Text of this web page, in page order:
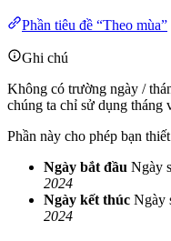
Phần tiêu đề “Theo mùa”
Ghi chú
Không có trường ngày /
chúng ta chỉ sử dụng tháng
Phần này cho phép bạn
Ngày bắt đầu Ngày
2024
Ngày kết thúc Ngày
2024